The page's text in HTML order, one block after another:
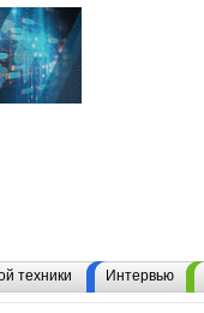
техники Интервью